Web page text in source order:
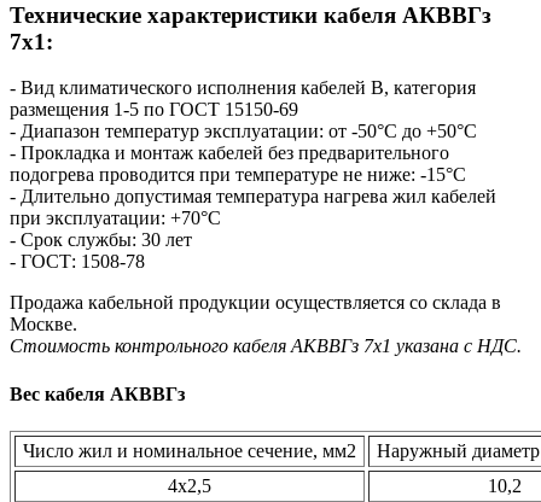
Технические характеристики кабеля AКВВГз
7х1:
- Вид климатического исполнения кабелей В, категория
размещения 1-5 по ГОСТ 15150-69
- Диапазон температур эксплуатации: от -50°С до +50°С
- Прокладка и монтаж кабелей без предварительного
подогрева проводится при температуре не ниже: -15°С
- Длительно допустимая температура нагрева жил кабелей
при эксплуатации: +70°С
- Срок службы: 30 лет
- ГОСТ: 1508-78
Продажа кабельной продукции осуществляется со склада в
Москве.
Стоимость контрольного кабеля AКВВГз 7х1 указана с НДС.
Вес кабеля АКВВГз
Число жил и номинальное сечение, мм2
Наружный диаметр
4х2,5
10,2